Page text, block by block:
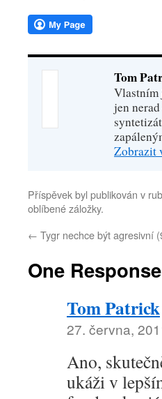
Tom
Vlastním
jen
Zobrazit
Příspěvek byl publikován v
oblíbené záložky.
← Tygr nechce být agresivní
One
Tom Patrick
27. června,
Ano,
ukáži v